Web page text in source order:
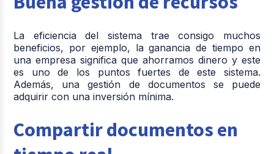
La eficiencia del sistema trae consigo muchos
beneficios, por ejemplo, la ganancia de tiempo en
una empresa significa que ahorramos dinero y este
es uno de los puntos fuertes de este sistema.
Además, una gestión de documentos se puede
adquirir con una inversión mínima.
Compartir documentos en